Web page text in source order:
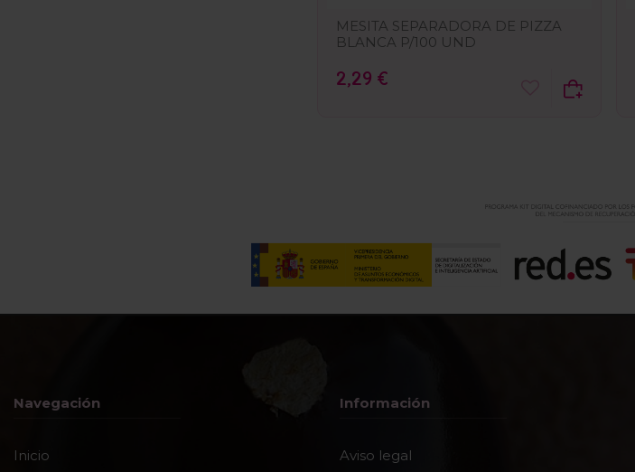
MESITA SEPARADORA DE PIZZA
BLANCA P/100 UND
2,29 €
Navegación
Inicio
Información
Aviso legal